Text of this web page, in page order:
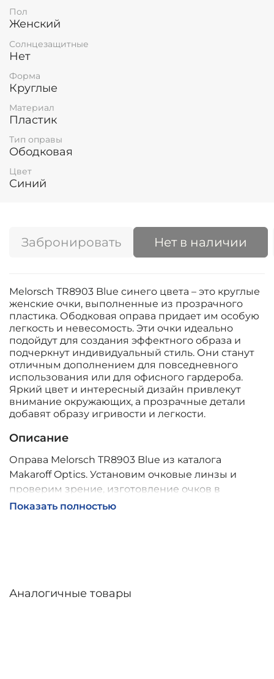
Пол
Женский
Солнцезащитные
Нет
Форма
Круглые
Материал
Пластик
Тип оправы
Ободковая
Цвет
Синий
Забронировать Нет в наличии
Melorsch TR8903 Blue синего цвета – это круглые
женские очки, выполненные из прозрачного
пластика. Ободковая оправа придает им особую
легкость и невесомость. Эти очки идеально
подойдут для создания эффектного образа и
подчеркнут индивидуальный стиль. Они станут
отличным дополнением для повседневного
использования или для офисного гардероба.
Яркий цвет и интересный дизайн привлекут
внимание окружающих, а прозрачные детали
добавят образу игривости и легкости.
Описание
Оправа Melorsch TR8903 Blue из каталога
Makaroff Optics. Установим очковые линзы и
проверим зрение, изготовление очков в
собственной мастерской, обычно 2–5 дней,
Показать полностью
Аналогичные товары